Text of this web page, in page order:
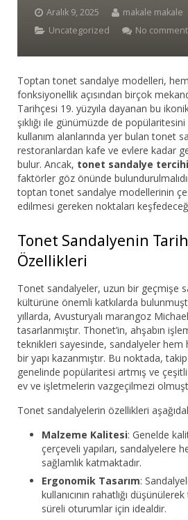
Bar Sandalyesi
Plastik Sandalye
Dış Mekan Sandalyeler
Masalar
Aralık 9, 2025
makale makale
Uncategorized
No
Toptan tonet sandalye modelleri,
fonksiyonellik açısından birçok
Tarihçesi 19. yüzyıla dayanan bu
şıklığı ile günümüzde de
kullanım alanlarında yer bulan tonet
restoranlardan kafe ve evlere kadar
bulur. Ancak, tonet sandalye tercihi
faktörler göz önünde
toptan tonet sandalye modellerinin
edilmesi gereken noktaları
Tonet Sandalyenin
Özellikleri
Tonet sandalyeler, uzun bir geçmişe
kültürüne önemli katkılarda
yıllarda, Avusturyalı marangoz
tasarlanmıştır. Thonet’in, ahşabın
teknikleri sayesinde, sandalyeler hem
bir yapı kazanmıştır. Bu noktada,
genelinde popülaritesi artmış ve
ev ve işletmelerin vazgeçilmezi
Tonet sandalyelerin özellikleri
Malzeme Kalitesi: Genelde
çerçeveli yapıları, sandalyelere
sağlamlık katmaktadır.
Ergonomik Tasarım:
kullanıcının rahatlığı
süreli oturumlar için idealdir.